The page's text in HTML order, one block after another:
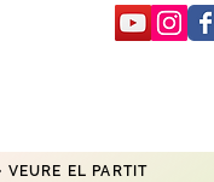
VEURE EL PARTIT